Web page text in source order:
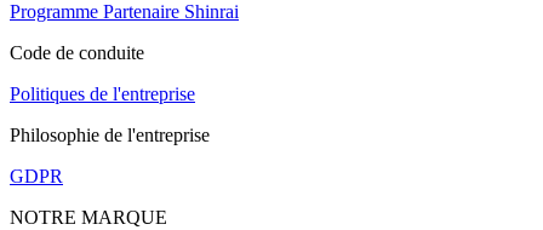
Programme Partenaire Shinrai
Code de conduite
Politiques de l'entreprise
Philosophie de l'entreprise
GDPR
NOTRE MARQUE